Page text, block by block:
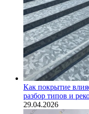
Как покрытие
разбор типов и
29.04.2026